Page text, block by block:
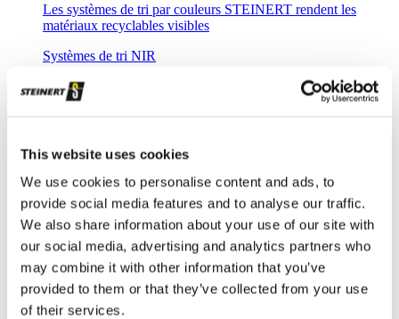
This website uses cookies
We use cookies to personalise content and ads, to
provide social media features and to analyse our traffic.
We also share information about your use of our site with
our social media, advertising and analytics partners who
may combine it with other information that you’ve
provided to them or that they’ve collected from your use
of their services.
Les systèmes de tri par couleurs STEINERT rendent les
matériaux recyclables visibles
Systèmes de tri NIR
Détecter avec une meilleure visibilité : résolution optique et
spatiale de 3 à 8 mm
Systèmes de tri combinés
Système de tri combiné STEINERT KSS – avec jusqu'à 4
capteurs
Overview STEINERT.digital
Intelligent Object.Identifier (IOI)
Trier avec l'intelligence artificielle
Intelligent.Declustering